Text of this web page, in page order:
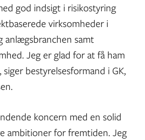
god indsigt i risikostyring
virksomheder i
anlægsbranchen samt
Jeg er glad for at få ham
bestyrelsesformand i GK,
koncern med en solid
ambitioner for fremtiden. Jeg